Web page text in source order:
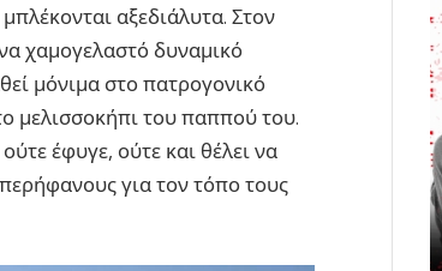
αξεδιάλυτα. Στον
χαμογελαστό δυναμικό
μόνιμα στο πατρογονικό
μελισσοκήπι του παππού του.
έφυγε, ούτε και θέλει να
για τον τόπο τους